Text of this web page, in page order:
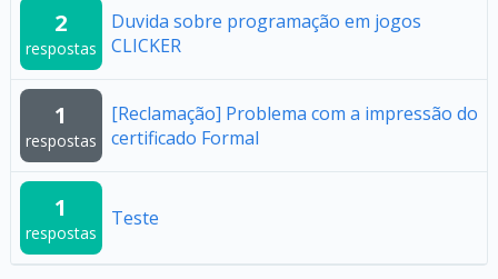
2
respostas
Duvida sobre programação em jogos
CLICKER
1
respostas
[Reclamação] Problema com a impressão do
certificado Formal
1
respostas
Teste